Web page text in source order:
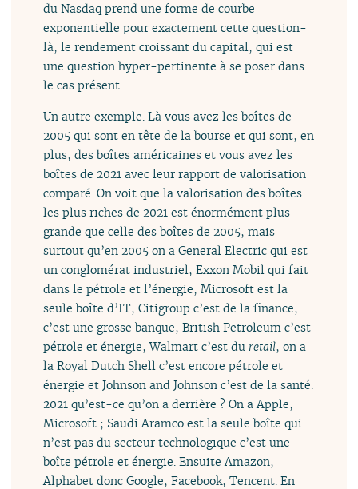
du Nasdaq prend une forme de courbe
exponentielle pour exactement cette question-
là, le rendement croissant du capital, qui est
une question hyper-pertinente à se poser dans
le cas présent.
Un autre exemple. Là vous avez les boîtes de
2005 qui sont en tête de la bourse et qui sont, en
plus, des boîtes américaines et vous avez les
boîtes de 2021 avec leur rapport de valorisation
comparé. On voit que la valorisation des boîtes
les plus riches de 2021 est énormément plus
grande que celle des boîtes de 2005, mais
surtout qu’en 2005 on a General Electric qui est
un conglomérat industriel, Exxon Mobil qui fait
dans le pétrole et l’énergie, Microsoft est la
seule boîte d’IT, Citigroup c’est de la finance,
c’est une grosse banque, British Petroleum c’est
pétrole et énergie, Walmart c’est du retail, on a
la Royal Dutch Shell c’est encore pétrole et
énergie et Johnson and Johnson c’est de la santé.
2021 qu’est-ce qu’on a derrière ? On a Apple,
Microsoft ; Saudi Aramco est la seule boîte qui
n’est pas du secteur technologique c’est une
boîte pétrole et énergie. Ensuite Amazon,
Alphabet donc Google, Facebook, Tencent. En